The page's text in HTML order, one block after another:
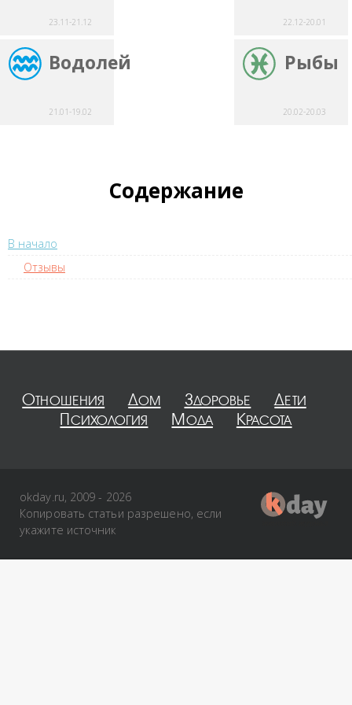
23.11-21.12 22.12-20.01
Водолей
21.01-19.02
Рыбы
20.02-20.03
Содержание
В начало
Отзывы
Отношения Дом Здоровье
Дети
Психология
Мода Красота
okday.ru, 2009 - 2026
Копировать статьи разрешено, если
укажите источник